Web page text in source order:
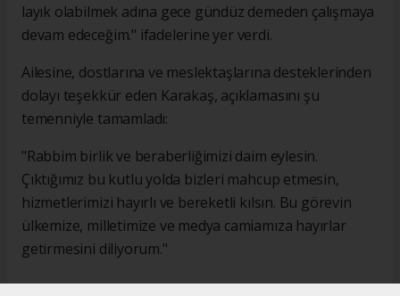
layık olabilmek adına gece gündüz demeden çalışmaya
devam edeceğim." ifadelerine yer verdi.
Ailesine, dostlarına ve meslektaşlarına desteklerinden
dolayı teşekkür eden Karakaş, açıklamasını şu
temenniyle tamamladı:
"Rabbim birlik ve beraberliğimizi daim eylesin.
Çıktığımız bu kutlu yolda bizleri mahcup etmesin,
hizmetlerimizi hayırlı ve bereketli kılsın. Bu görevin
ülkemize, milletimize ve medya camiamıza hayırlar
getirmesini diliyorum."